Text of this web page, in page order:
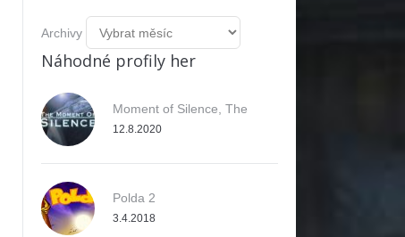
Archivy
Náhodné profily her
Moment of Silence, The
12.8.2020
Polda 2
3.4.2018